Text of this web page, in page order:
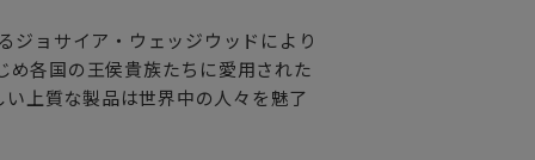
ョサイア・ウェッジウッドにより
各国の王侯貴族たちに愛用された
上質な製品は世界中の人々を魅了